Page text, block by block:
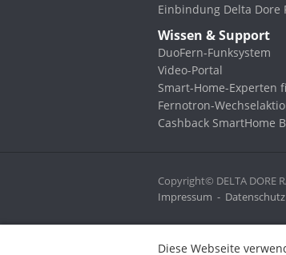
Einbindung Delta Dore
Wissen & Support
DuoFern-Funksystem
Video-Portal
Smart-Home-Experten
Fernotron-
Cashback SmartHome
Copyright© DELTA DORE
Impressum - Datenschutz
Diese Webseite
Diese Webseite verwendet Cookies, um